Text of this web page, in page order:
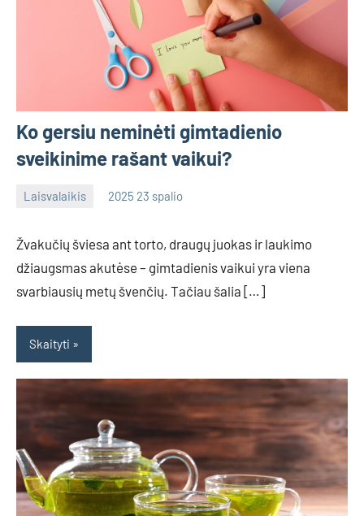
Ko gersiu neminėti gimtadienio
sveikinime rašant vaikui?
Laisvalaikis 2025 23 spalio
Žvakučių šviesa ant torto, draugų juokas ir laukimo
džiaugsmas akutėse – gimtadienis vaikui yra viena
svarbiausių metų švenčių. Tačiau šalia […]
Skaityti